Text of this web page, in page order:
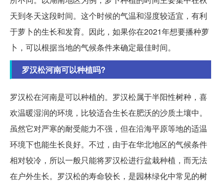
天到冬天这段时间。这个时候的气温和湿度较适宜，有利
于萝卜的生长和发育。因此，如果你在2021年想要播种萝
卜，可以根据当地的气候条件来确定最佳时间。
罗汉松河南可以种植吗?
罗汉松在河南是可以种植的。罗汉松属于半阳性树种，喜
欢温暖湿润的环境，比较适合生长在肥沃的沙质土壤中。
虽然它对严寒的耐受能力不强，但在沿海平原等地的适温
环境下也能生长良好。不过，由于在华北地区的气候条件
相对较冷，所以一般只能将罗汉松进行盆栽种植，而无法
在户外生长。罗汉松的寿命较长，是园林绿化中常见的树